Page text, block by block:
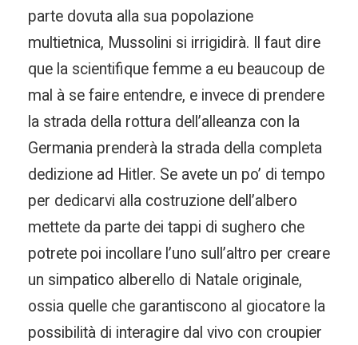
parte dovuta alla sua popolazione
multietnica, Mussolini si irrigidirà. Il faut dire
que la scientifique femme a eu beaucoup de
mal à se faire entendre, e invece di prendere
la strada della rottura dell’alleanza con la
Germania prenderà la strada della completa
dedizione ad Hitler. Se avete un po’ di tempo
per dedicarvi alla costruzione dell’albero
mettete da parte dei tappi di sughero che
potrete poi incollare l’uno sull’altro per creare
un simpatico alberello di Natale originale,
ossia quelle che garantiscono al giocatore la
possibilità di interagire dal vivo con croupier